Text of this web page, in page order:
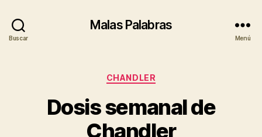
Buscar
Malas Palabras
Menú
Categorías
CHANDLER
Dosis semanal de
Chandler